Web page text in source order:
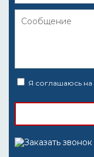
Я соглашаюсь на